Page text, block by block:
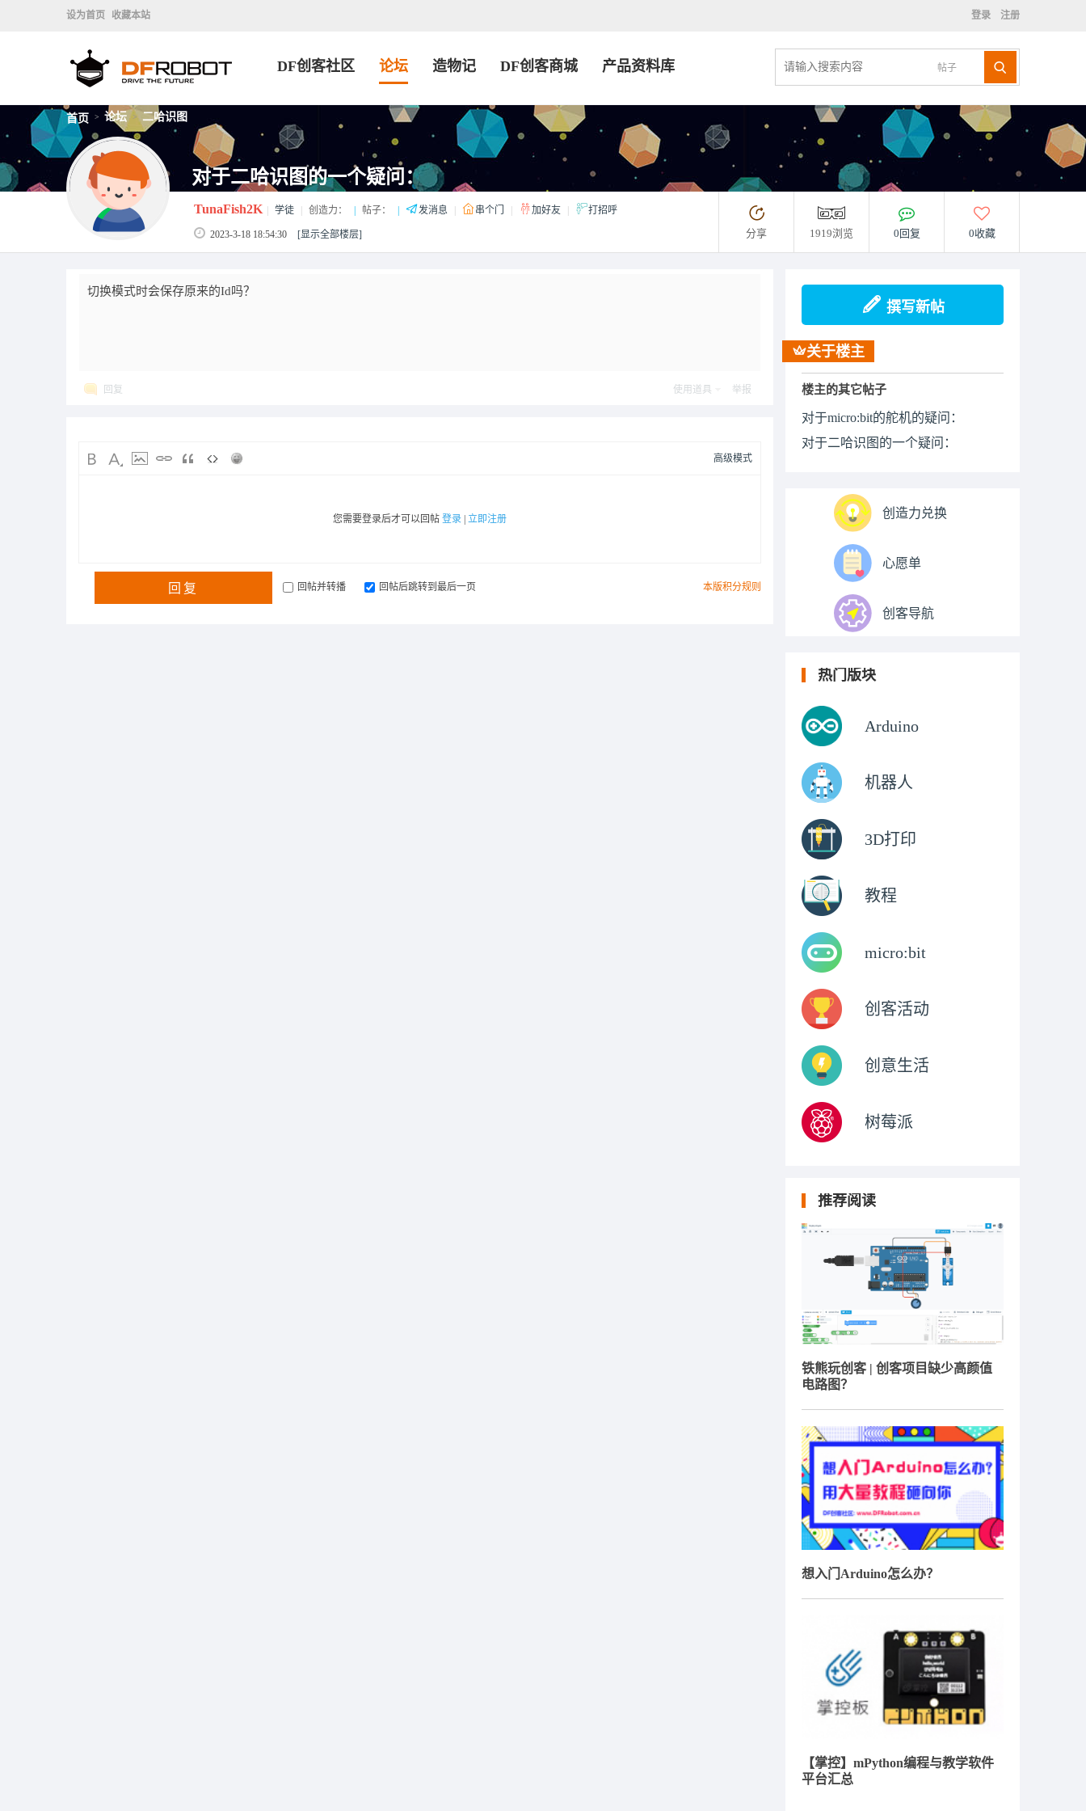
设为首页 收藏本站 登录 注册
帖子
DF创客社区 论坛 造物记 DF创客商城 产品资料库
首页 > 论坛 > 二哈识图
对于二哈识图的一个疑问：
TunaFish2K 学徒 创造力： 帖子： 发消息 串个门 加好友 打招呼
2023-3-18 18:54:30 [显示全部楼层] 分享 1919浏览 0回复 0收藏
切换模式时会保存原来的Id吗？
回复 使用道具 举报
高级模式
您需要登录后才可以回帖 登录 立即注册
本版积分规则
回复 回帖并转播 回帖后跳转到最后一页
撰写新帖
关于楼主
楼主的其它帖子
对于micro:bit的舵机的疑问：
对于二哈识图的一个疑问：
创造力兑换
心愿单
创客导航
热门版块
Arduino
机器人
3D打印
教程
micro:bit
创客活动
创意生活
树莓派
推荐阅读
铁熊玩创客 | 创客项目缺少高颜值
电路图？
想入门Arduino怎么办？
【掌控】mPython编程与教学软件
平台汇总